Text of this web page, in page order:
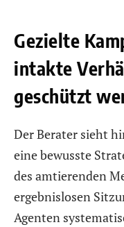
Gezielte
intakte
geschützt
Der Berater sieht
eine bewusste
des amtierenden
ergebnislosen
Agenten